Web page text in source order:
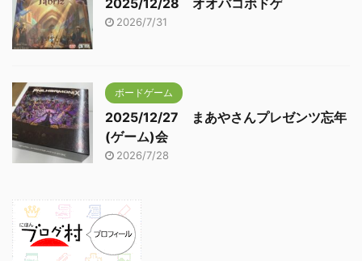
2025/12/28 オオバコボドゲ
2026/7/31
ボードゲーム
2025/12/27 まあやさんプレゼンツ忘年
(ゲーム)会
2026/7/28